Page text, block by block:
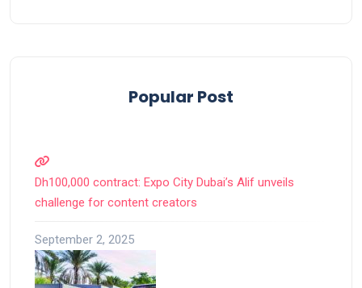
Popular Post
Dh100,000 contract: Expo City Dubai’s Alif unveils
challenge for content creators
September 2, 2025